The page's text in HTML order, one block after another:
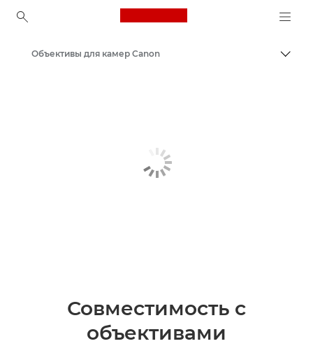
Canon Logo, back to
Объективы для камер Canon
Совместимость с
объективами